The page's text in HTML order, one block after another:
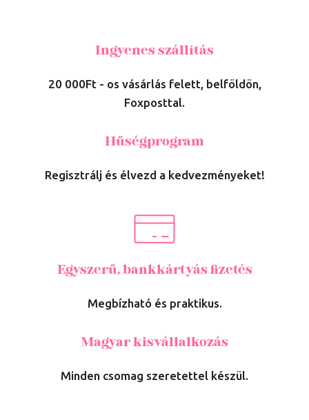
Ingyenes szállítás
20 000Ft - os vásárlás felett, belföldön,
Foxposttal.
Hűségprogram
Regisztrálj és élvezd a kedvezményeket!
Egyszerű, bankkártyás fizetés
Megbízható és praktikus.
Magyar kisvállalkozás
Minden csomag szeretettel készül.